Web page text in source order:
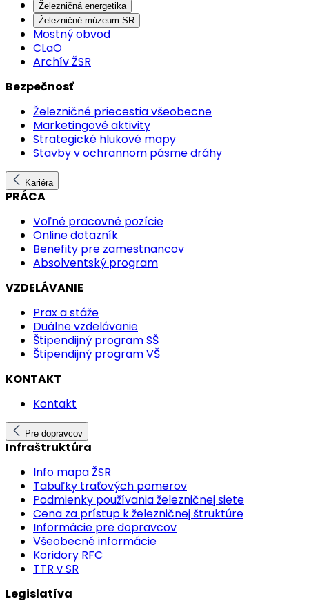
Železničná energetika
Železničné múzeum SR
Mostný obvod
CLaO
Archív ŽSR
Bezpečnosť
Železničné priecestia všeobecne
Marketingové aktivity
Strategické hlukové mapy
Stavby v ochrannom pásme dráhy
Kariéra
PRÁCA
Voľné pracovné pozície
Online dotazník
Benefity pre zamestnancov
Absolventský program
VZDELÁVANIE
Prax a stáže
Duálne vzdelávanie
Štipendijný program SŠ
Štipendijný program VŠ
KONTAKT
Kontakt
Pre dopravcov
Infraštruktúra
Info mapa ŽSR
Tabuľky traťových pomerov
Podmienky používania železničnej siete
Cena za prístup k železničnej štruktúre
Informácie pre dopravcov
Všeobecné informácie
Koridory RFC
TTR v SR
Legislatíva